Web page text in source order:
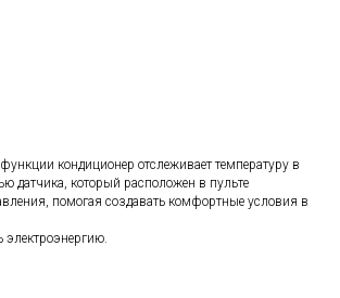
кондиционер отслеживает температуру в
датчика, который расположен в пульте
помогая создавать комфортные условия в
электроэнергию.